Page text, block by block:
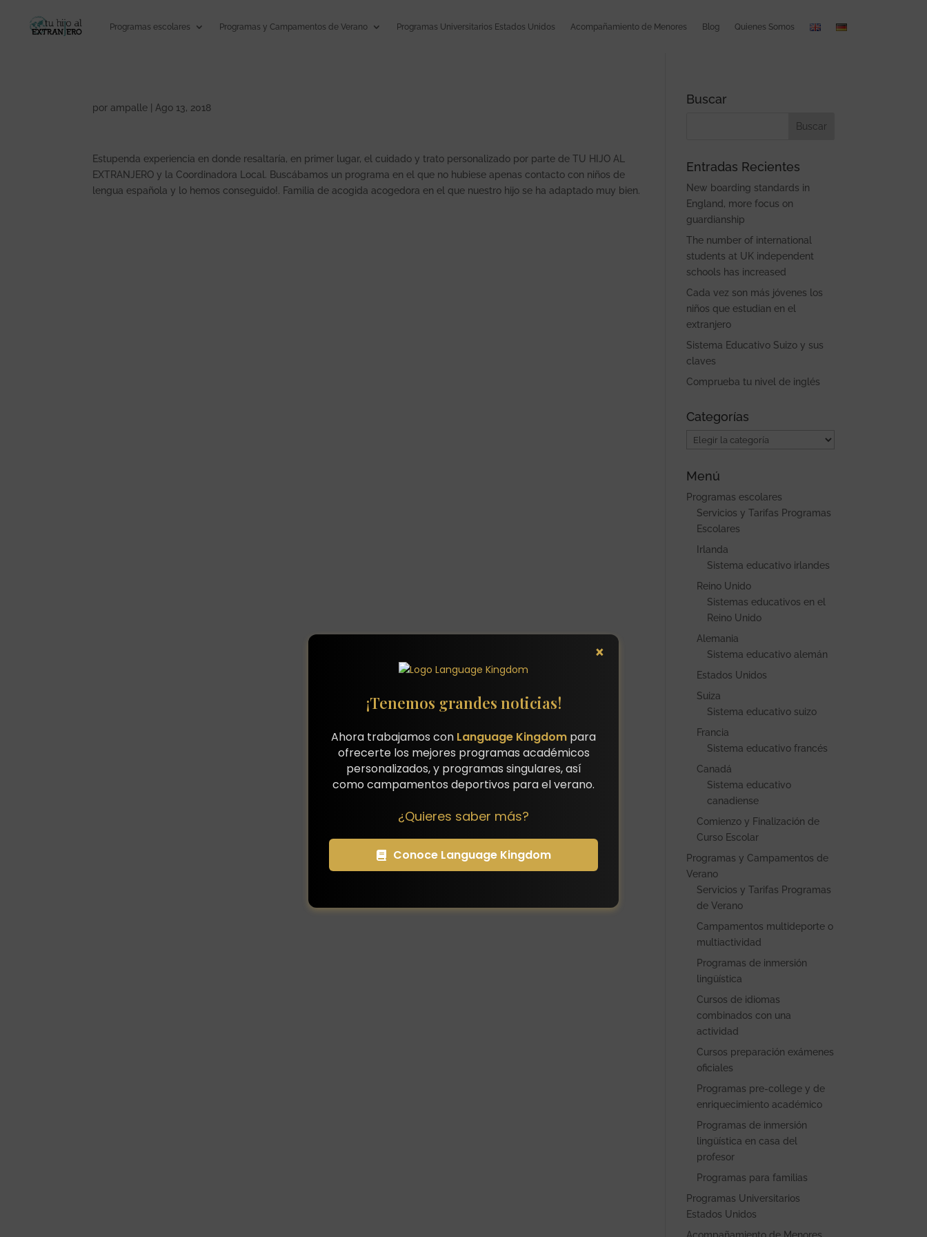
Programas escolares Programas y Campamentos de Verano Programas Universitarios Estados Unidos Acompañamiento de Menores Blog Quienes Somos
porampalle Ago 13, 2018
Estupenda experiencia en donde resaltaría, en primer lugar, el cuidado y trato personalizado por parte de TU HIJO AL
EXTRANJERO y la Coordinadora Local. Buscábamos un programa en el que no hubiese apenas contacto con niños de
lengua española y lo hemos conseguido!. Familia de acogida acogedora en el que nuestro hijo se ha adaptado muy bien.
Buscar
Entradas Recientes
New boarding standards in
England, more focus on
guardianship
The number of international
students at UK independent
schools has increased
Cada vez son más jóvenes los
niños que estudian en el
extranjero
Sistema Educativo Suizo y sus
claves
Comprueba tu nivel de inglés
Categorías
Categorías
Menú
Programas escolares
Servicios y Tarifas Programas
Escolares
Irlanda
Sistema educativo irlandes
Reino Unido
Sistemas educativos en el
Reino Unido
Alemania
Sistema educativo alemán
Estados Unidos
Suiza
Sistema educativo suizo
Francia
Sistema educativo francés
Canadá
Sistema educativo
canadiense
Comienzo y Finalización de
Curso Escolar
Programas y Campamentos de
Verano
Servicios y Tarifas Programas
de Verano
Campamentos multideporte o
multiactividad
Programas de inmersión
lingüística
Cursos de idiomas
combinados con una
actividad
Cursos preparación exámenes
oficiales
Programas pre-college y de
enriquecimiento académico
Programas de inmersión
lingüística en casa del
profesor
Programas para familias
Programas Universitarios
Estados Unidos
×
¡Tenemos grandes noticias!
Ahora trabajamos con Language Kingdom para
ofrecerte los mejores programas académicos
personalizados, y programas singulares, así
como campamentos deportivos para el verano.
¿Quieres saber más?
Conoce Language Kingdom